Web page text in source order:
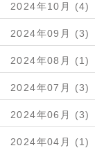
2024年10月 (4)
2024年09月 (3)
2024年08月 (1)
2024年07月 (3)
2024年06月 (3)
2024年04月 (1)